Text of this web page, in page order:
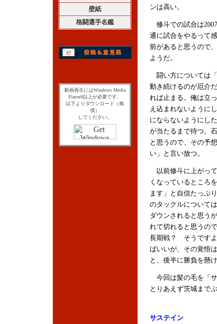
壁紙
格闘選手名鑑
動画再生にはWindows Media
Player9以上が必要です。
以下よりダウンロード（無
償）
してください。
ンは高い。
修斗での試合は
通に試合をやるって
前があると思うので
ようだ。
闘い方については
動き続けるのが厄介
れば止まる。俺は立
え込まれないように
にならないようにし
が当たるまで待つ。
と思うので、その予
い」と言い放つ。
以前修斗に上がっ
くなっているところ
ます」と自信たっぷ
のタックルについて
ダウンされると思う
れて切れると思うの
長期戦？ そうです
ばいいが、その覚悟
と、後半に勝負を懸
今回は髪の毛を「
とりあえず茨城まで
サステイン